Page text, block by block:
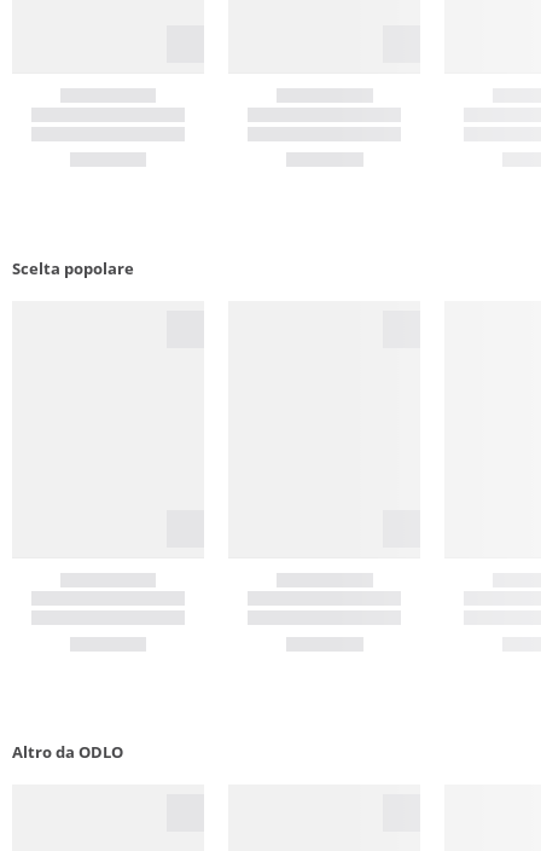
Scelta popolare
Altro da ODLO